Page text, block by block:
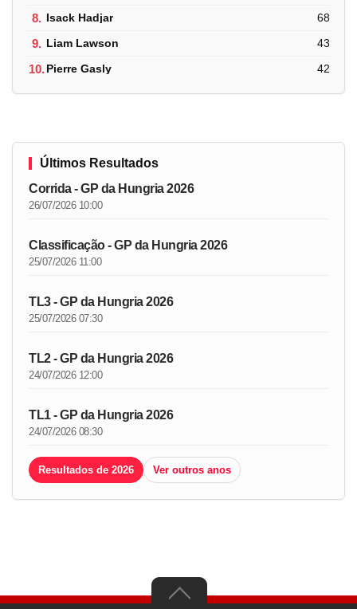
8. Isack Hadjar 68
9. Liam Lawson 43
10.Pierre Gasly 42
Últimos Resultados
Corrida - GP da Hungria 2026
26/07/2026 10:00
Classificação - GP da Hungria 2026
25/07/2026 11:00
TL3 - GP da Hungria 2026
25/07/2026 07:30
TL2 - GP da Hungria 2026
24/07/2026 12:00
TL1 - GP da Hungria 2026
24/07/2026 08:30
Resultados de 2026 Ver outros anos